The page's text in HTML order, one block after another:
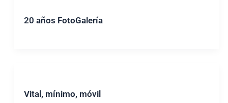
20 años FotoGalería
Vital, mínimo, móvil